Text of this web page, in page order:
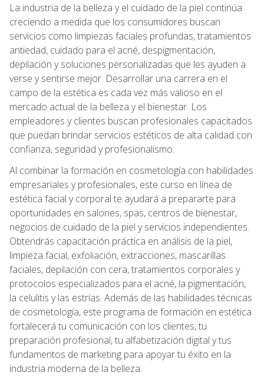
La industria de la belleza y el cuidado de la piel continúa
creciendo a medida que los consumidores buscan
servicios como limpiezas faciales profundas, tratamientos
antiedad, cuidado para el acné, despigmentación,
depilación y soluciones personalizadas que les ayuden a
verse y sentirse mejor. Desarrollar una carrera en el
campo de la estética es cada vez más valioso en el
mercado actual de la belleza y el bienestar. Los
empleadores y clientes buscan profesionales capacitados
que puedan brindar servicios estéticos de alta calidad con
confianza, seguridad y profesionalismo.
Al combinar la formación en cosmetología con habilidades
empresariales y profesionales, este curso en línea de
estética facial y corporal te ayudará a prepararte para
oportunidades en salones, spas, centros de bienestar,
negocios de cuidado de la piel y servicios independientes.
Obtendrás capacitación práctica en análisis de la piel,
limpieza facial, exfoliación, extracciones, mascarillas
faciales, depilación con cera, tratamientos corporales y
protocolos especializados para el acné, la pigmentación,
la celulitis y las estrías. Además de las habilidades técnicas
de cosmetología, este programa de formación en estética
fortalecerá tu comunicación con los clientes, tu
preparación profesional, tu alfabetización digital y tus
fundamentos de marketing para apoyar tu éxito en la
industria moderna de la belleza.